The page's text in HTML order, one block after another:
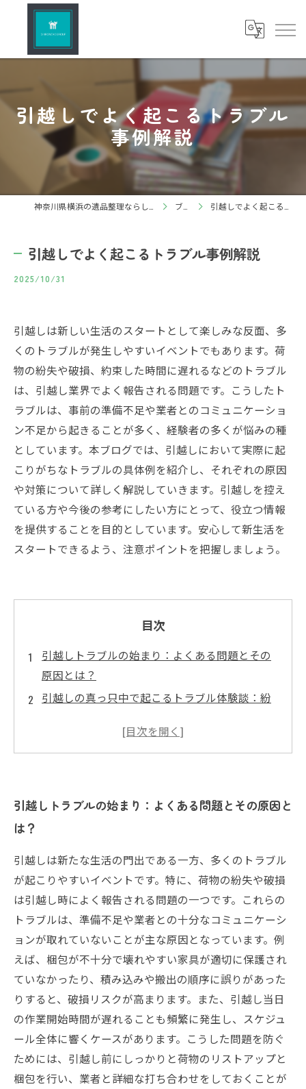
引越しでよく起こるトラブル
事例解説
ブログ 引越しでよく起こるトラブル事例解説
引越しでよく起こるトラブル事例解説
2025/10/31
引越しは新しい生活のスタートとして楽しみな反面、多
くのトラブルが発生しやすいイベントでもあります。荷
物の紛失や破損、約束した時間に遅れるなどのトラブル
は、引越し業界でよく報告される問題です。こうしたト
ラブルは、事前の準備不足や業者とのコミュニケーショ
ン不足から起きることが多く、経験者の多くが悩みの種
としています。本ブログでは、引越しにおいて実際に起
こりがちなトラブルの具体例を紹介し、それぞれの原因
や対策について詳しく解説していきます。引越しを控え
ている方や今後の参考にしたい方にとって、役立つ情報
を提供することを目的としています。安心して新生活を
スタートできるよう、注意ポイントを把握しましょう。
目次
引越しトラブルの始まり：よくある問題とその
原因とは？
引越しの真っ只中で起こるトラブル体験談：紛
引越し業者とのコミュニケーション不足が招く
ト：安心引越しの秘訣
知っておきたい！引越しでよく起こるトラブル
事例5選
これで安心！引越しトラブルを回避するための
具体的なステップ
引越しトラブルの始まり：よくある問題とその原因と
は？
引越しは新たな生活の門出である一方、多くのトラブル
が起こりやすいイベントです。特に、荷物の紛失や破損
は引越し時によく報告される問題の一つです。これらの
トラブルは、準備不足や業者との十分なコミュニケーシ
ョンが取れていないことが主な原因となっています。例
えば、梱包が不十分で壊れやすい家具が適切に保護され
ていなかったり、積み込みや搬出の順序に誤りがあった
りすると、破損リスクが高まります。また、引越し当日
の作業開始時間が遅れることも頻繁に発生し、スケジュ
ール全体に響くケースがあります。こうした問題を防ぐ
ためには、引越し前にしっかりと荷物のリストアップと
梱包を行い、業者と詳細な打ち合わせをしておくことが